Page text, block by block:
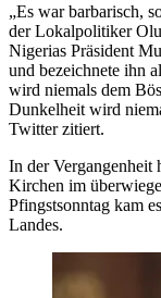
„Es war barbarisch,
der Lokalpolitiker
Nigerias Präsident
und bezeichnete ihn
wird niemals dem
Dunkelheit wird
Twitter zitiert.
In der Vergangenheit
Kirchen im
Pfingstsonntag kam
Landes.